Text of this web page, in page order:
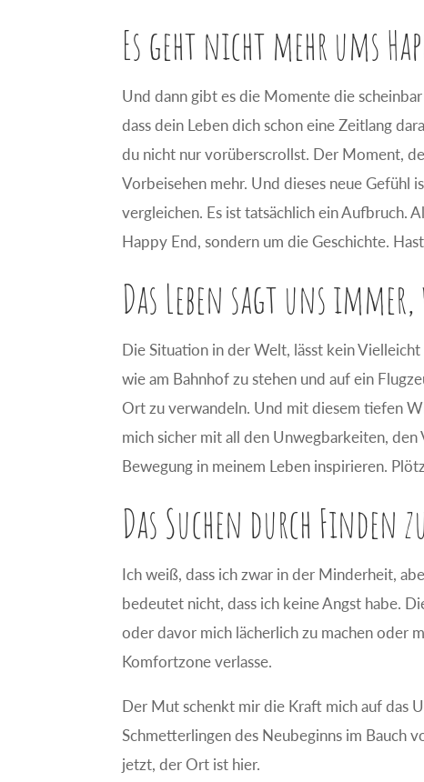
Es geht nicht mehr ums
Und dann gibt es die Momente die
dass dein Leben dich schon eine Zeitlang
du nicht nur vorüberscrollst. Der Moment,
Vorbeisehen mehr. Und dieses neue Gefühl
vergleichen. Es ist tatsächlich ein Aufbruch.
Happy End, sondern um die Geschichte.
Das Leben sagt uns
Die Situation in der Welt, lässt kein
wie am Bahnhof zu stehen und auf ein
Ort zu verwandeln. Und mit diesem tiefen
mich sicher mit all den Unwegbarkeiten,
Bewegung in meinem Leben inspirieren.
Das Suchen durch Finden
Ich weiß, dass ich zwar in der Minderheit,
bedeutet nicht, dass ich keine Angst habe.
oder davor mich lächerlich zu machen oder
Komfortzone verlasse.
Der Mut schenkt mir die Kraft mich auf das
Schmetterlingen des Neubeginns im Bauch
jetzt, der Ort ist hier.